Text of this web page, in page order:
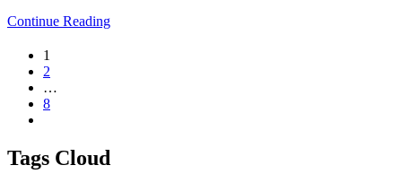
Continue Reading
1
2
…
8
Tags Cloud